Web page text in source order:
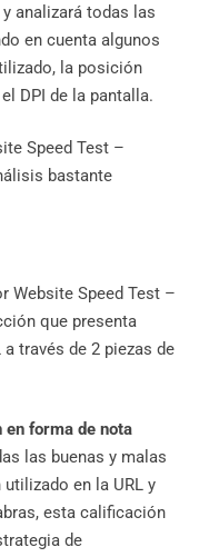
analizará todas las
en cuenta algunos
la posición
el DPI de la pantalla.
Speed ​​Test –
bastante
Website Speed ​​Test –
que presenta
través de 2 piezas de
en forma de nota
las buenas y malas
en la URL y
esta calificación
de